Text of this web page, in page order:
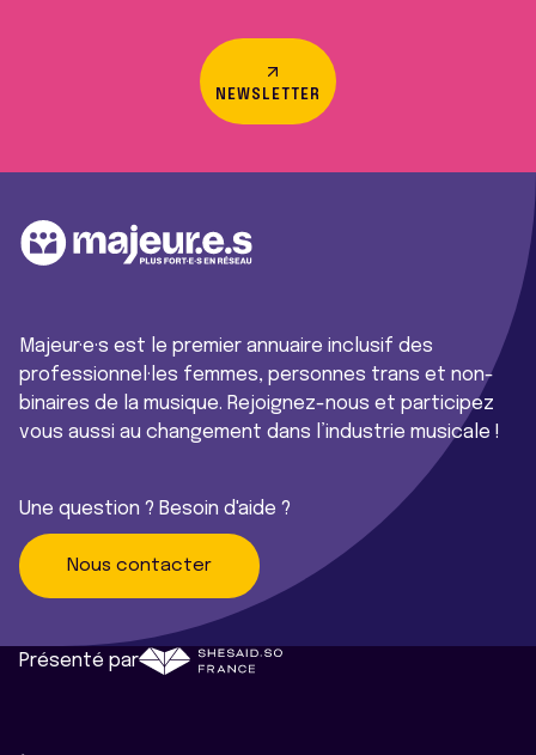
NEWSLETTER
Majeur·e·s est le premier annuaire inclusif des
professionnel·les femmes, personnes trans et non-
binaires de la musique. Rejoignez-nous et participez
vous aussi au changement dans l’industrie musicale !
Une question ? Besoin d'aide ?
Nous contacter
Présenté par